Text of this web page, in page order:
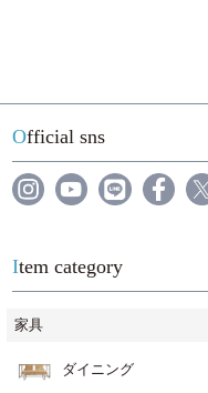
Official sns
Item category
家具
ダイニング